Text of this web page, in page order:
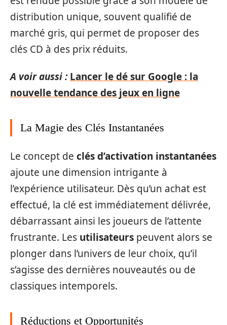
distribution unique, souvent qualifié de
marché gris, qui permet de proposer des
clés CD à des prix réduits.
A voir aussi : Lancer le dé sur Google : la
nouvelle tendance des jeux en ligne
La Magie des Clés Instantanées
Le concept de clés d’activation instantanées
ajoute une dimension intrigante à
l’expérience utilisateur. Dès qu’un achat est
effectué, la clé est immédiatement délivrée,
débarrassant ainsi les joueurs de l’attente
frustrante. Les utilisateurs peuvent alors se
plonger dans l’univers de leur choix, qu’il
s’agisse des dernières nouveautés ou de
classiques intemporels.
Réductions et Opportunités